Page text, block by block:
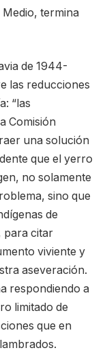
termina
de 1944-
las reducciones
“las
Comisión
una solución
que el yerro
no solamente
sino que
de
para citar
viviente y
aseveración.
respondiendo a
limitado de
que en